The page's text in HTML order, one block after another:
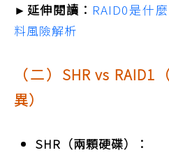
►延伸閱讀： RAID0是什
料風險解析
（二）SHR vs
異）
SHR（兩顆硬碟）：